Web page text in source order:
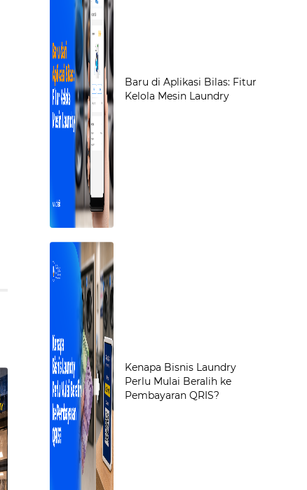
Baru di Aplikasi Bilas: Fitur
Kelola Mesin Laundry
Kenapa Bisnis Laundry
Perlu Mulai Beralih ke
Pembayaran QRIS?